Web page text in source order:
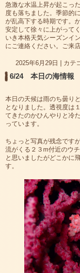
急激な水温上昇が起こっ
度も落ちました。季節的
が乱高下する時期です。
安定して徐々に上がって
いき本格天気シーズンイ
にご連絡ください。ご来
2025年6月29日 カテ
6/24 本日の海情報
本日の天候は雨のち曇り
となりました。透視度は
てきたのかひんやりと冷
っています。
ちょっと写真が残念です
流がくる２３m付近のウ
と思いましたがどこかに
す。